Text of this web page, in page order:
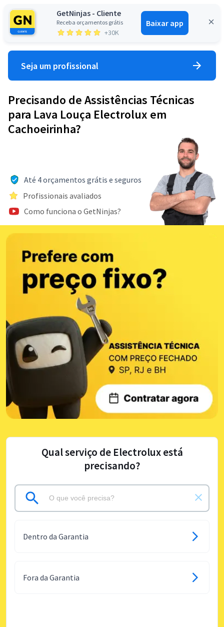
GetNinjas - Cliente
Receba orçamentos grátis
+30K
Baixar app
Entrar
Seja um profissional
Precisando de Assistências Técnicas
para Lava Louça Electrolux em
Cachoeirinha?
Até 4 orçamentos grátis e seguros
Profissionais avaliados
Como funciona o GetNinjas?
Qual serviço de Electrolux está
precisando?
Dentro da Garantia
Fora da Garantia